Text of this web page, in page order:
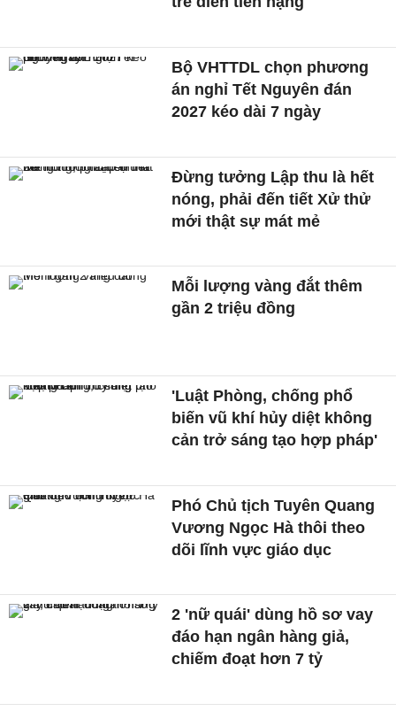
Bộ VHTTDL chọn phương
án nghỉ Tết Nguyên đán
2027 kéo dài 7 ngày
Đừng tưởng Lập thu là hết
nóng, phải đến tiết Xử thử
mới thật sự mát mẻ
Mỗi lượng vàng đắt thêm
gần 2 triệu đồng
'Luật Phòng, chống phổ
biến vũ khí hủy diệt không
cản trở sáng tạo hợp pháp'
Phó Chủ tịch Tuyên Quang
Vương Ngọc Hà thôi theo
dõi lĩnh vực giáo dục
2 'nữ quái' dùng hồ sơ vay
đáo hạn ngân hàng giả,
chiếm đoạt hơn 7 tỷ